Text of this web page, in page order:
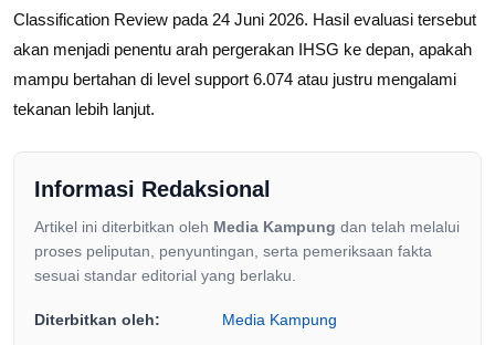
Classification Review pada 24 Juni 2026. Hasil evaluasi tersebut
akan menjadi penentu arah pergerakan IHSG ke depan, apakah
mampu bertahan di level support 6.074 atau justru mengalami
tekanan lebih lanjut.
Informasi Redaksional
Artikel ini diterbitkan oleh Media Kampung dan telah melalui
proses peliputan, penyuntingan, serta pemeriksaan fakta
sesuai standar editorial yang berlaku.
Diterbitkan oleh: Media Kampung